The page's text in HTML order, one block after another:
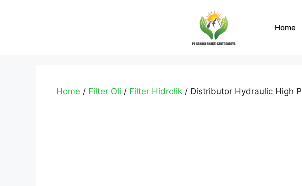
Home
Home / Filter Oli / Filter Hidrolik / Distributor Hydraulic High